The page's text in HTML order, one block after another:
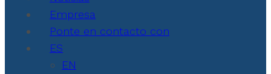
Empresa
Ponte en contacto con
ES
EN